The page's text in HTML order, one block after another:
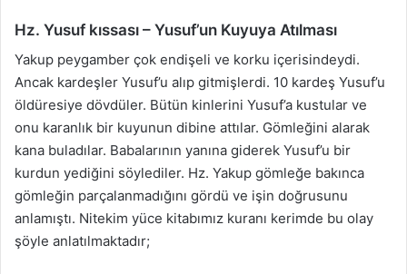
Hz. Yusuf kıssası – Yusuf’un Kuyuya Atılması
Yakup peygamber çok endişeli ve korku içerisindeydi.
Ancak kardeşler Yusuf’u alıp gitmişlerdi. 10 kardeş Yusuf’u
öldüresiye dövdüler. Bütün kinlerini Yusuf’a kustular ve
onu karanlık bir kuyunun dibine attılar. Gömleğini alarak
kana buladılar. Babalarının yanına giderek Yusuf’u bir
kurdun yediğini söylediler. Hz. Yakup gömleğe bakınca
gömleğin parçalanmadığını gördü ve işin doğrusunu
anlamıştı. Nitekim yüce kitabımız kuranı kerimde bu olay
şöyle anlatılmaktadır;